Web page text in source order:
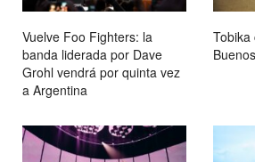
Vuelve Foo Fighters: la
banda liderada por Dave
Grohl vendrá por quinta vez
a Argentina
Tobika